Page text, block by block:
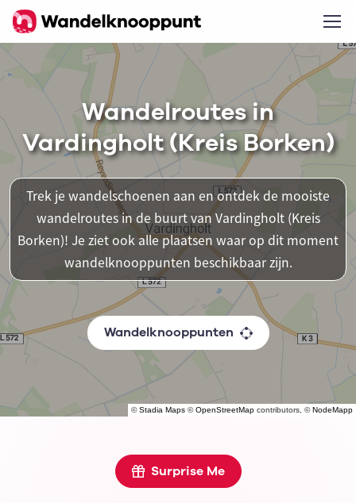
©Stadia Maps ©OpenStreetMap contributors, ©NodeMapp
Wandelroutes in
Vardingholt (Kreis Borken)
Trek je wandelschoenen aan en ontdek de mooiste
wandelroutes in de buurt van Vardingholt (Kreis
Borken)! Je ziet ook alle plaatsen waar op dit moment
wandelknooppunten beschikbaar zijn.
Wandelknooppunten
Surprise Me